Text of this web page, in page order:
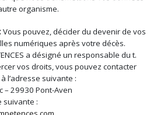
organisme.
Vous pouvez, décider du devenir de vos
numériques après votre décès.
a désigné un responsable du t.
vos droits, vous pouvez contacter
l’adresse suivante :
– 29930 Pont-Aven
suivante :